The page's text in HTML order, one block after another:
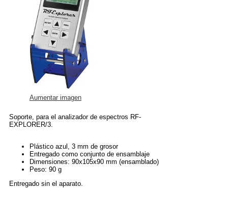
Aumentar imagen
Soporte, para el analizador de espectros RF-
EXPLORER/3.
Plástico azul, 3 mm de grosor
Entregado como conjunto de ensamblaje
Dimensiones: 90x105x90 mm (ensamblado)
Peso: 90 g
Entregado sin el aparato.